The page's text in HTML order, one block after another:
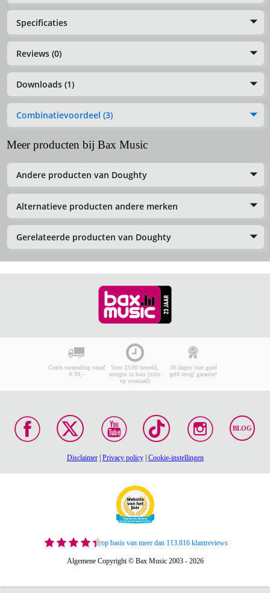
Specificaties
Reviews (0)
Downloads (1)
Combinatievoordeel (3)
Meer producten bij Bax Music
Andere producten van Doughty
Alternatieve producten andere merken
Gerelateerde producten van Doughty
Gratis verzending vanaf
€ 99,-
Voor 23:00 besteld,
morgen in huis (mits
op voorraad)
30 dagen 'niet goed
geld terug' garantie!
BLOG
Disclaimer| Privacy policy| Cookie-instellingen
op basis van meer dan 113.816 klantreviews
Algemene Copyright © Bax Music 2003 - 2026